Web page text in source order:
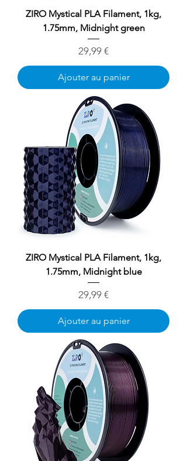
ZIRO Mystical PLA Filament, 1kg,
1.75mm, Midnight green
Prix
29,99 €
Ajouter au panier
ZIRO Mystical PLA Filament, 1kg,
1.75mm, Midnight blue
Prix
29,99 €
Ajouter au panier